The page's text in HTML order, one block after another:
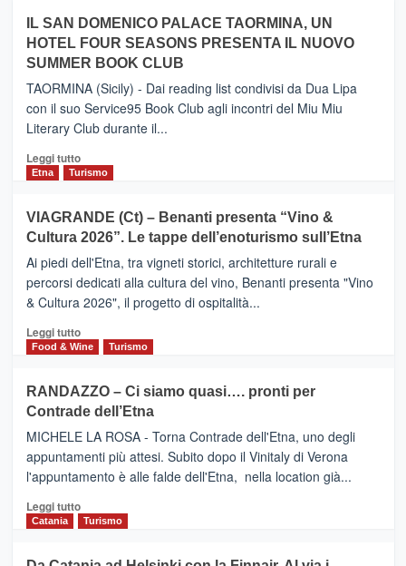
da
Neos
PIEDIMONTE
ETNEO
–
Meta
turistica
privilegiata
secondo
dati
di
Anche
la
Alcantara
nei
primi
nella
classifica
IL SAN DOMENICO PALACE TAORMINA, UN
HOTEL FOUR SEASONS PRESENTA IL NUOVO
SUMMER BOOK CLUB
TAORMINA (Sicily) - Dai reading list condivisi da Dua Lipa
con il suo Service95 Book Club agli incontri del Miu Miu
Literary Club durante il...
Leggi tuttoLeggi
di
IL
SAN
DOMENICO
PALACE
TAORMINA,
UN
HOTEL
FOUR
IL
NUOVO
SUMMER
CLUB
Etna Turismo
VIAGRANDE (Ct) – Benanti presenta “Vino &
Cultura 2026”. Le tappe dell’enoturismo sull’Etna
Ai piedi dell'Etna, tra vigneti storici, architetture rurali e
percorsi dedicati alla cultura del vino, Benanti presenta "Vino
& Cultura 2026", il progetto di ospitalità...
Leggi tuttoLeggi
di
VIAGRANDE
(Ct)
–
Benanti
presenta
“Vino
&
Cultura
Food & Wine Turismo
RANDAZZO – Ci siamo quasi…. pronti per
Contrade dell’Etna
MICHELE LA ROSA - Torna Contrade dell'Etna, uno degli
appuntamenti più attesi. Subito dopo il Vinitaly di Verona
l'appuntamento è alle falde dell'Etna, nella location già...
Leggi tuttoLeggi
di
Catania Turismo